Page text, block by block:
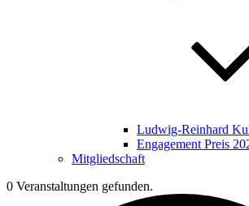
Ludwig-Reinhard
Engagement Preis
Mitgliedschaft
0 Veranstaltungen gefunden.